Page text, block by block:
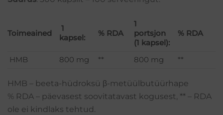
Toimeained
1
kapsel:
% RDA
1
portsjon
(1 kapsel):
% RDA
HMB 800 mg ** 800 mg **
HMB – beeta-hüdroksü β-metüülbutüürhape
% RDA – päevasest soovitatavast kogusest, ** – RDA
ole ei kindlaks tehtud.